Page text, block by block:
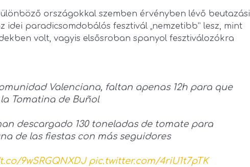
országokkal szemben érvényben lévő beutazási
idei paradicsomdobálós fesztivál „nemzetibb” lesz, mint
volt, vagyis elsősroban spanyol fesztiválozókra
Valenciana, faltan apenas 12h para que
Tomatina de Buñol
descargado 130 toneladas de tomate para
de las fiestas con más seguidores
9wSRGQNXDJ pic.twitter.com/4riU1t7pTK